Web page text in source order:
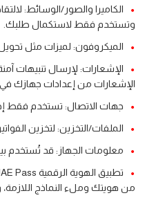
الكاميرا والصور/الوسائط:
وتستخدم فقط لاستكمال طلبك.
الميكروفون: لميزات مثل
الإشعارات: لإرسال تنبيهات
الإشعارات من إعدادات جهازك
جهات الاتصال: تستخدم فقط
الملفات/التخزين: لتخزين
معلومات الجهاز: قد تُستخدم
من هويتك وملء النماذج اللازمة،